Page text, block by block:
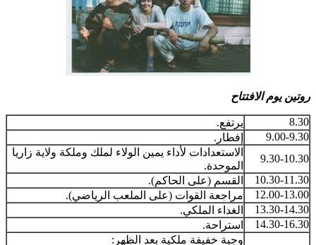
روتين يوم الافتتاح
8.30
يرتفع.
9.00-9.30
إفطار.
9.30-10.30
الاستعدادات لأداء يمين الولاء لملك وملكة ولاية زاريا
الموحدة.
10.30-11.30
القسم (على الحاكم).
12.00-13.00
مراجعة القوات (على الملعب الرياضي).
13.30-14.30
الغداء الملكي.
14.30-16.30
استراحة.
وجبة خفيفة ملكية بعد الظهر: